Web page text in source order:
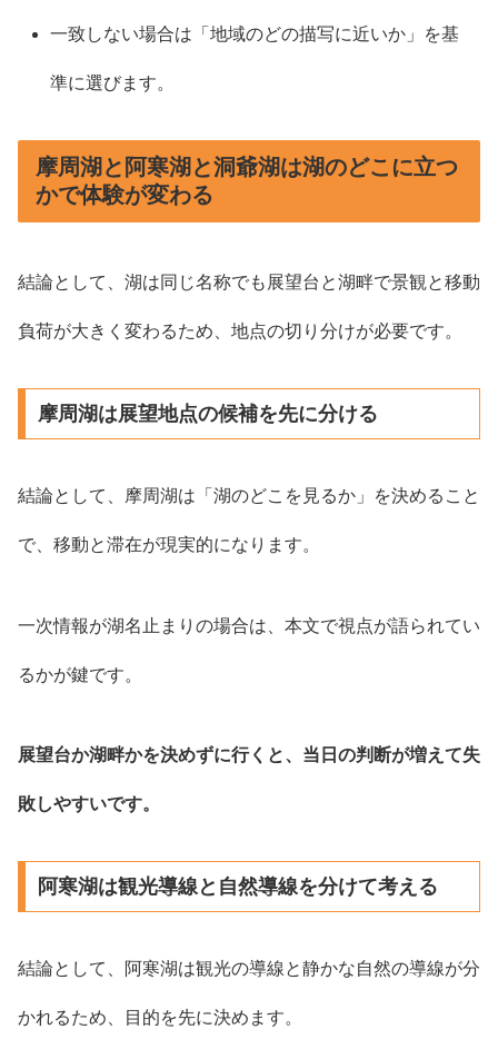
一致しない場合は「地域のどの描写に近いか」を基
準に選びます。
摩周湖と阿寒湖と洞爺湖は湖のどこに立つ
かで体験が変わる
結論として、湖は同じ名称でも展望台と湖畔で景観と移動
負荷が大きく変わるため、地点の切り分けが必要です。
摩周湖は展望地点の候補を先に分ける
結論として、摩周湖は「湖のどこを見るか」を決めること
で、移動と滞在が現実的になります。
一次情報が湖名止まりの場合は、本文で視点が語られてい
るかが鍵です。
展望台か湖畔かを決めずに行くと、当日の判断が増えて失
敗しやすいです。
阿寒湖は観光導線と自然導線を分けて考える
結論として、阿寒湖は観光の導線と静かな自然の導線が分
かれるため、目的を先に決めます。